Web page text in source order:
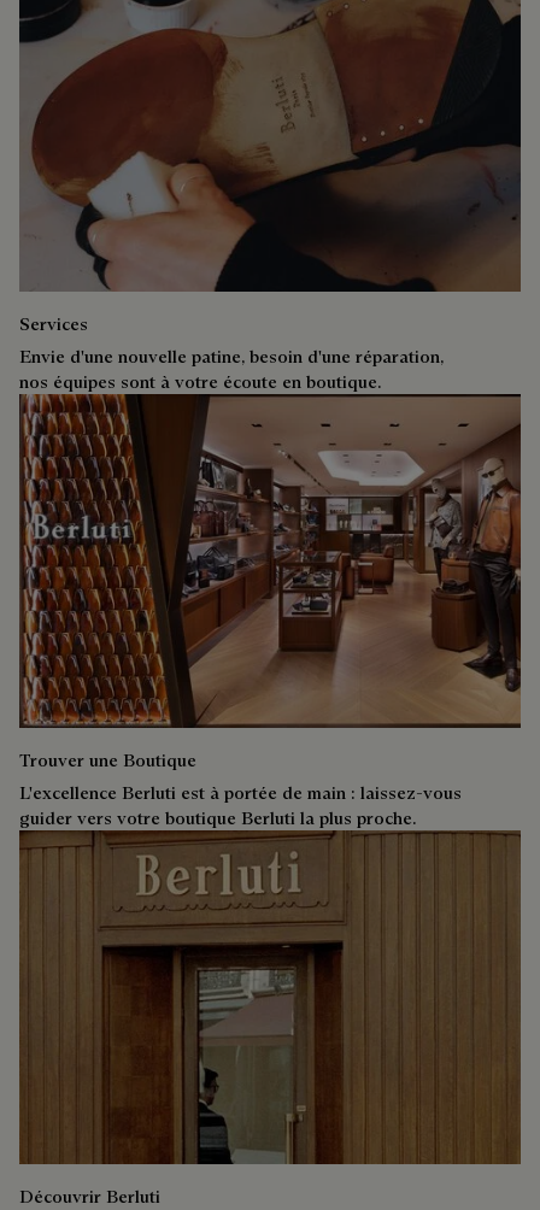
Services
Envie d'une nouvelle patine, besoin d'une réparation,
nos équipes sont à votre écoute en boutique.
Trouver une Boutique
L'excellence Berluti est à portée de main : laissez-vous
guider vers votre boutique Berluti la plus proche.
Découvrir Berluti